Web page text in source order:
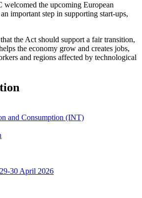
welcomed the upcoming European
important step in supporting start-ups,
the Act should support a fair transition,
the economy grow and creates jobs,
and regions affected by technological
and Consumption (INT)
30 April 2026